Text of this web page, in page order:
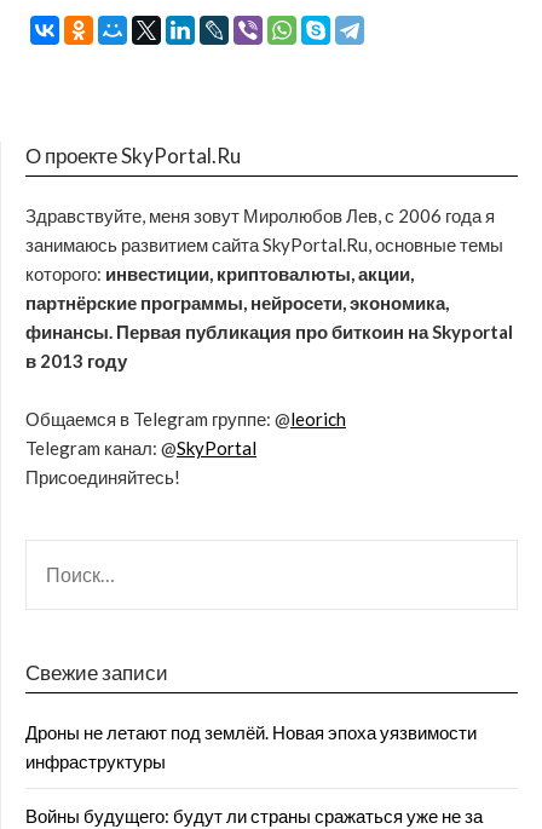
О проекте SkyPortal.Ru
Здравствуйте, меня зовут Миролюбов Лев, с 2006 года я
занимаюсь развитием сайта SkyPortal.Ru, основные темы
которого: инвестиции, криптовалюты, акции,
партнёрские программы, нейросети, экономика,
финансы. Первая публикация про биткоин на Skyportal
в 2013 году
Общаемся в Telegram группе: @leorich
Telegram канал: @SkyPortal
Присоединяйтесь!
Свежие записи
Дроны не летают под землёй. Новая эпоха уязвимости
инфраструктуры
Войны будущего: будут ли страны сражаться уже не за